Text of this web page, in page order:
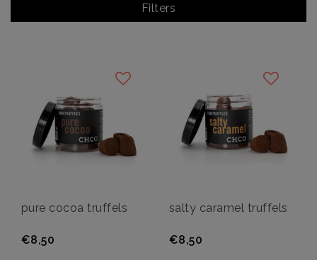
Filters
pure cocoa truffels
€8,50
salty caramel truffels
€8,50